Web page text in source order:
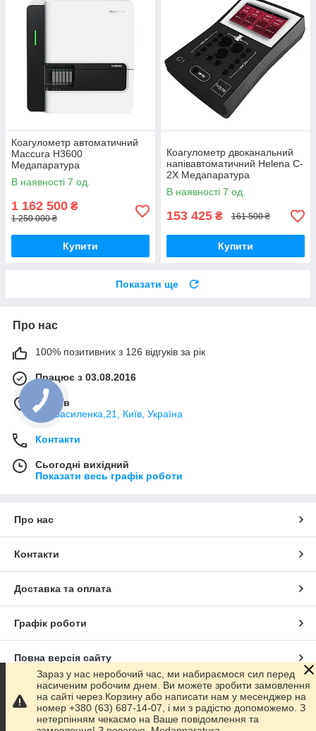
Коагулометр автоматичний
Maccura H3600
Медапаратура
В наявності 7 од.
1 162 500 ₴
1 250 000 ₴
Купити
Коагулометр двоканальний
напівавтоматичний Helena C-
2Х Медапаратура
В наявності 7 од.
153 425 ₴ 161 500 ₴
Купити
Показати ще
Про нас
100% позитивних з 126 відгуків за рік
Працює з 03.08.2016
м. Київ
вул.Василенка,21, Київ, Україна
Контакти
Сьогодні вихідний
Показати весь графік роботи
Про нас
Контакти
Доставка та оплата
Графік роботи
Повна версія сайту
Сайт створено на маркетплейсіProm.ua
Політика конфіденційності
Зараз у нас неробочий час, ми набираємося сил перед
насиченим робочим днем. Ви можете зробити замовлення
на сайті через Корзину або написати нам у месенджер на
номер +380 (63) 687-14-07, і ми з радістю допоможемо. З
нетерпінням чекаємо на Ваше повідомлення та